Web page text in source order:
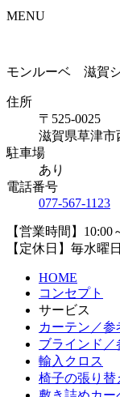
MENU
モンルーベ 滋賀
住所
〒525-0025
滋賀県草津市
駐車場
あり
電話番号
077-567-1123
【営業時間】10:00
【定休日】毎水曜
HOME
コンセプト
サービス
カーテン／参
ブラインド／
輸入クロス
椅子の張り替